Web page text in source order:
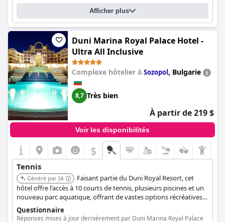
Afficher plus
Duni Marina Royal Palace Hotel -
Ultra All Inclusive
Complexe hôtelier à Sozopol, Bulgarie
8,7 Très bien
À partir de 219 $
Voir les disponibilités
$
Tennis
Généré par IA
Faisant partie du Duni Royal Resort, cet
hôtel offre l'accès à 10 courts de tennis, plusieurs piscines et un
nouveau parc aquatique, offrant de vastes options récréatives
pour les amateurs de tennis et les familles. Il fournit également
l'équipement.
Questionnaire
Réponses mises à jour dernièrement par Duni Marina Royal Palace